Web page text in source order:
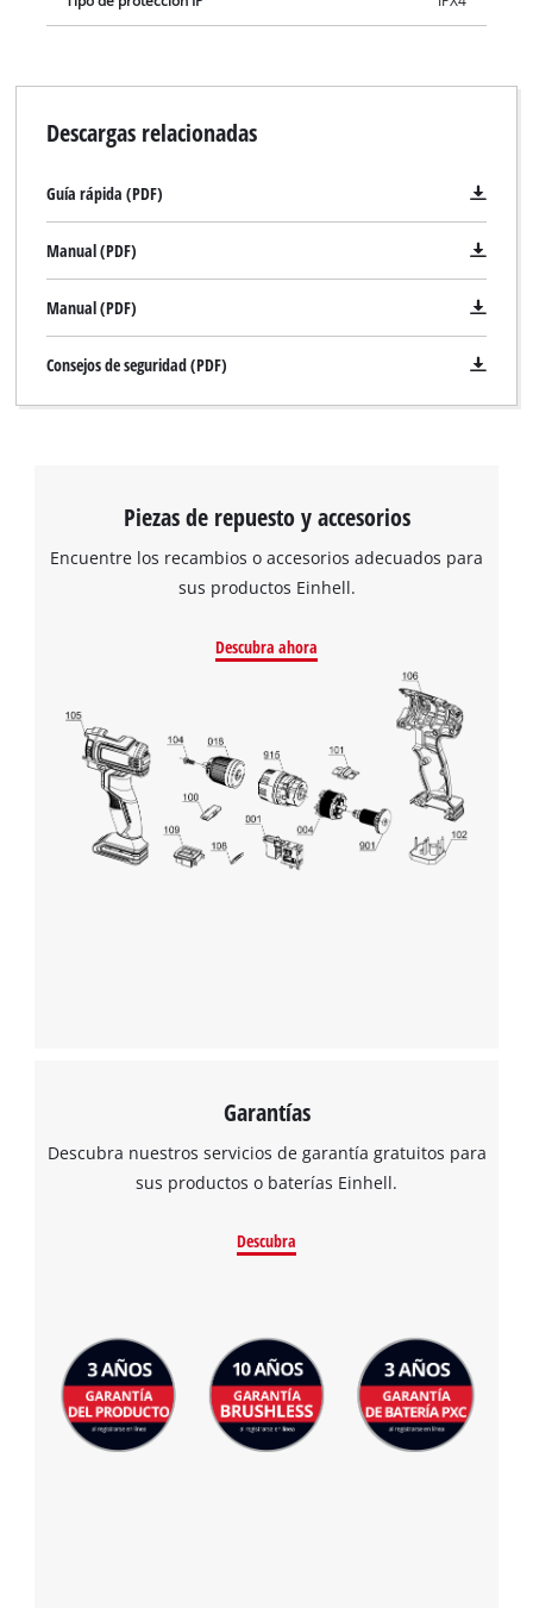
¡Necesitamos su consentimiento para
visitor. The website owner needs to setup
to the list of technologies used.
Management Platform
Descargas relacionadas
Guía rápida (PDF)
Manual (PDF)
Manual (PDF)
Consejos de seguridad (PDF)
Piezas de repuesto y accesorios
Encuentre los recambios o accesorios adecuados para
sus productos Einhell.
Descubra ahora
Garantías
Descubra nuestros servicios de garantía gratuitos para
sus productos o baterías Einhell.
Descubra